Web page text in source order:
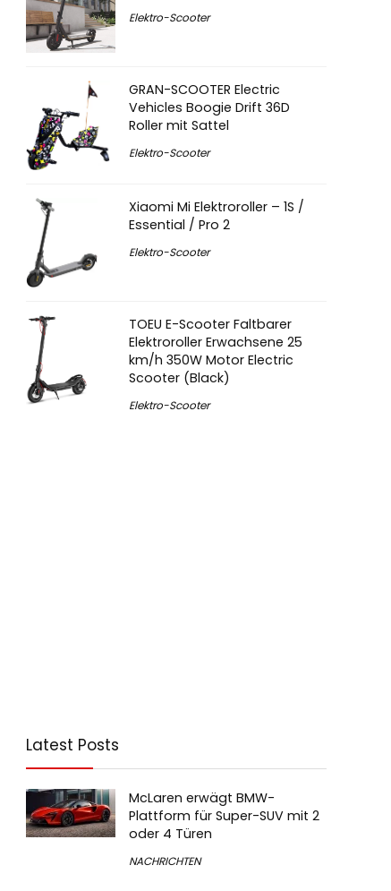
Elektro-Scooter
GRAN-SCOOTER Electric
Vehicles Boogie Drift 36D
Roller mit Sattel
Elektro-Scooter
Xiaomi Mi Elektroroller – 1S /
Essential / Pro 2
Elektro-Scooter
TOEU E-Scooter Faltbarer
Elektroroller Erwachsene 25
km/h 350W Motor Electric
Scooter (Black)
Elektro-Scooter
Latest Posts
McLaren erwägt BMW-
Plattform für Super-SUV mit 2
oder 4 Türen
NACHRICHTEN